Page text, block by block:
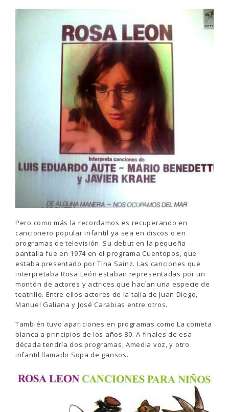
Pero como más la recordamos es recuperando en
cancionero popular infantil ya sea en discos o en
programas de televisión. Su debut en la pequeña
pantalla fue en 1974 en el programa Cuentopos, que
estaba presentado por Tina Sainz. Las canciones que
interpretaba Rosa León estaban representadas por un
montón de actores y actrices que hacían una especie de
teatrillo. Entre ellos actores de la talla de Juan Diego,
Manuel Galiana y José Carabias entre otros.
También tuvo apariciones en programas como La cometa
blanca a principios de los años 80. A finales de esa
década tendría dos programas, Amedia voz, y otro
infantil llamado Sopa de gansos.